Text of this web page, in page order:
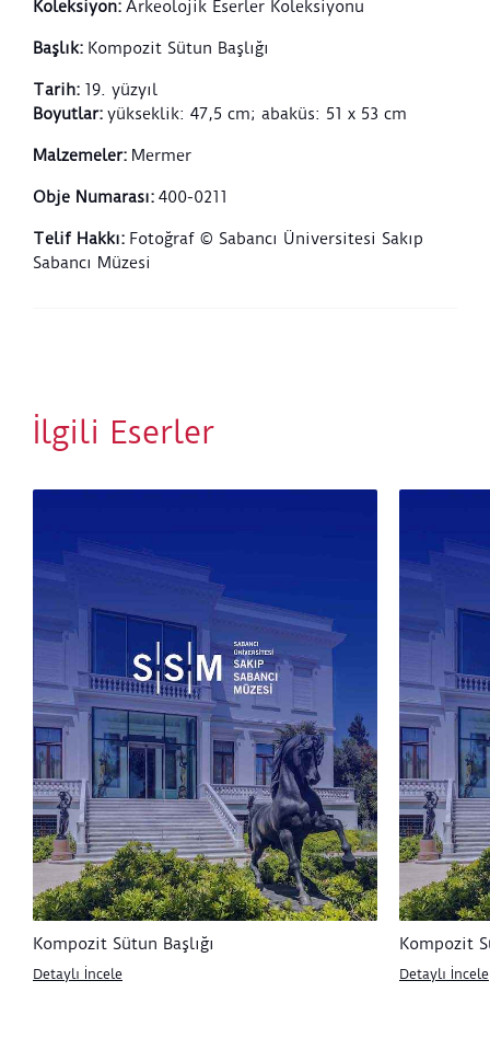
Koleksiyon: Arkeolojik Eserler Koleksiyonu
Başlık: Kompozit Sütun Başlığı
Tarih: 19. yüzyıl
Boyutlar: yükseklik: 47,5 cm; abaküs: 51 x 53 cm
Malzemeler: Mermer
Obje Numarası: 400-0211
Telif Hakkı: Fotoğraf © Sabancı Üniversitesi Sakıp
Sabancı Müzesi
İlgili Eserler
Kompozit Sütun Başlığı
Detaylı İncele
Kompozit
Detaylı İncele